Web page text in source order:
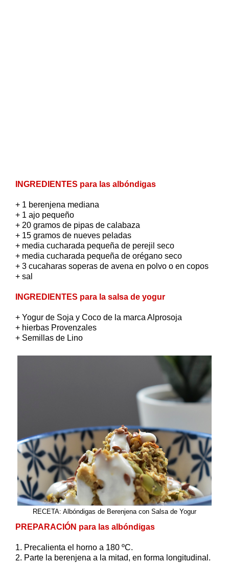
INGREDIENTES para las albóndigas
+ 1 berenjena mediana
+ 1 ajo pequeño
+ 20 gramos de pipas de calabaza
+ 15 gramos de nueves peladas
+ media cucharada pequeña de perejil seco
+ media cucharada pequeña de orégano seco
+ 3 cucaharas soperas de avena en polvo o en copos
+ sal
INGREDIENTES para la salsa de yogur
+ Yogur de Soja y Coco de la marca Alprosoja
+ hierbas Provenzales
+ Semillas de Lino
RECETA: Albóndigas de Berenjena con Salsa de Yogur
PREPARACIÓN para las albóndigas
1. Precalienta el horno a 180 ºC.
2. Parte la berenjena a la mitad, en forma longitudinal.